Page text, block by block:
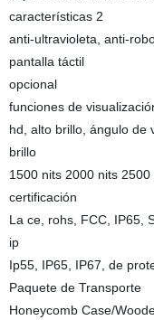
características 2
anti-ultravioleta, anti-
pantalla táctil
opcional
funciones de
hd, alto brillo, ángulo de
brillo
1500 nits 2000 nits
certificación
La ce, rohs, FCC, IP65,
ip
Ip55, IP65, IP67, de
Paquete de Transporte
Honeycomb Case/